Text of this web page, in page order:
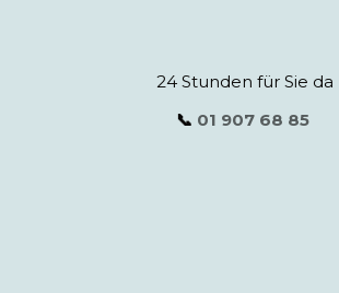
24 Stunden für Sie da
📞 01 907 68 85